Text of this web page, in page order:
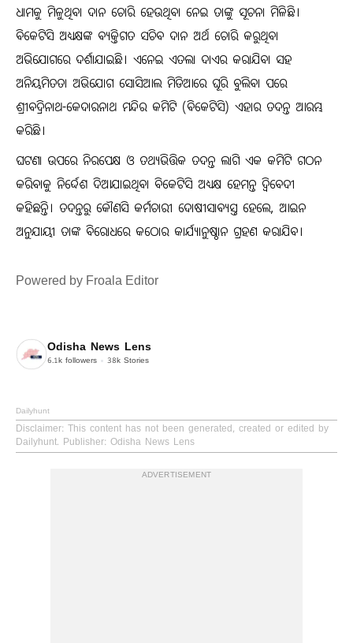
ଧାମକୁ ମିଳୁଥିବା ଦାନ ଚୋରି ହେଉଥିବା ନେଇ ତାଙ୍କୁ ସୂଚନା ମିଳିଛି।
ବିକେଟିସି ଅଧ୍ୟକ୍ଷଙ୍କ ବ୍ୟକ୍ତିଗତ ସଚିବ ଦାନ ଅର୍ଥ ଚୋରି କରୁଥିବା
ଅଭିଯୋଗରେ ଦର୍ଶାଯାଇଛି। ଏନେଇ ଏତଲା ଦାଏର କରାଯିବା ସହ
ଅନିୟମିତତା ଅଭିଯୋଗ ସୋସିଆଲ ମିଡିଆରେ ଘୂରି ବୁଲିବା ପରେ
ଶ୍ରୀବଦ୍ରିନାଥ-କେଦାରନାଥ ମନ୍ଦିର କମିଟି (ବିକେଟିସି) ଏହାର ତଦନ୍ତ ଆରମ୍ଭ
କରିଛି।
ଘଟଣା ଉପରେ ନିରପେକ୍ଷ ଓ ତଥ୍ୟଭିତ୍ତିକ ତଦନ୍ତ ଲାଗି ଏକ କମିଟି ଗଠନ
କରିବାକୁ ନିର୍ଦ୍ଦେଶ ଦିଆଯାଇଥିବା ବିକେଟିସି ଅଧ୍ୟକ୍ଷ ହେମନ୍ତ ଦ୍ୱିବେଦୀ
କହିଛନ୍ତି। ତଦନ୍ତରୁ କୌଣସି କର୍ମଚାରୀ ଦୋଷୀସାବ୍ୟସ୍ତ ହେଲେ, ଆଇନ
ଅନୁଯାୟୀ ତାଙ୍କ ବିରୋଧରେ କଠୋର କାର୍ଯ୍ୟାନୁଷ୍ଠାନ ଗ୍ରହଣ କରାଯିବ।
Powered by Froala Editor
Odisha News Lens
6.1k followers 38k Stories
Dailyhunt
Disclaimer: This content has not been generated, created or edited by
Dailyhunt. Publisher: Odisha News Lens
ADVERTISEMENT